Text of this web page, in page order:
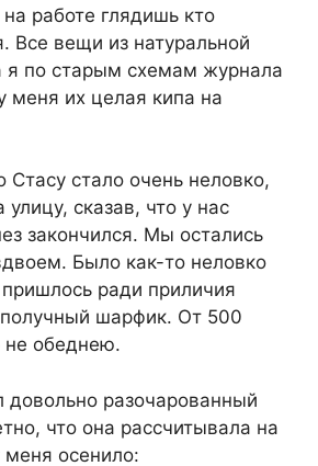
работе глядишь кто
Все вещи из натуральной
я по старым схемам журнала
меня их целая кипа на
Стасу стало очень неловко,
сказав, что у нас
закончился. Мы остались
Было как-то неловко
пришлось ради приличия
шарфик. От 500
не обеднею.
довольно разочарованный
что она рассчитывала на
осенило: